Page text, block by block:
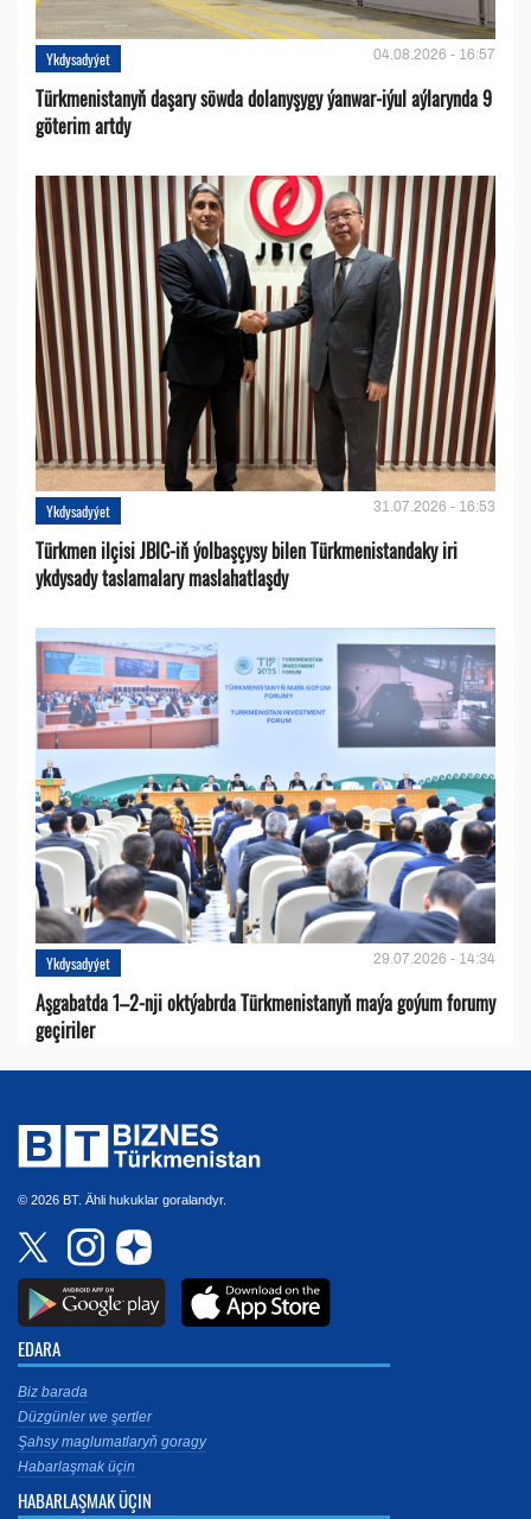
Ykdysadyýet 04.08.2026 - 16:57
Türkmenistanyň daşary söwda dolanyşygy ýanwar-iýul aýlarynda 9
göterim artdy
Ykdysadyýet 31.07.2026 - 16:53
Türkmen ilçisi JBIC-iň ýolbaşçysy bilen Türkmenistandaky iri
ykdysady taslamalary maslahatlaşdy
Ykdysadyýet 29.07.2026 - 14:34
Aşgabatda 1–2-nji oktýabrda Türkmenistanyň maýa goýum forumy
geçiriler
© 2026 BT. Ähli hukuklar goralandyr.
EDARA
Biz barada
Düzgünler we şertler
Şahsy maglumatlaryň goragy
Habarlaşmak üçin
HABARLAŞMAK ÜÇIN